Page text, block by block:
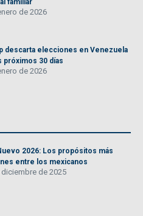
familiar
de 2026
descarta elecciones en Venezuela
próximos 30 días
de 2026
2026: Los propósitos más
entre los mexicanos
de 2025